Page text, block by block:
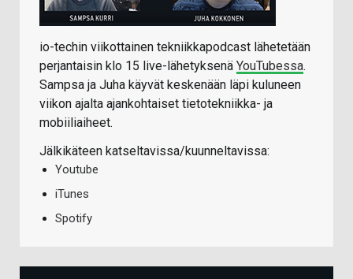
io-techin viikottainen tekniikkapodcast lähetetään
perjantaisin klo 15 live-lähetyksenä YouTubessa.
Sampsa ja Juha käyvät keskenään läpi kuluneen
viikon ajalta ajankohtaiset tietotekniikka- ja
mobiiliaiheet.
Jälkikäteen katseltavissa/kuunneltavissa:
Youtube
iTunes
Spotify